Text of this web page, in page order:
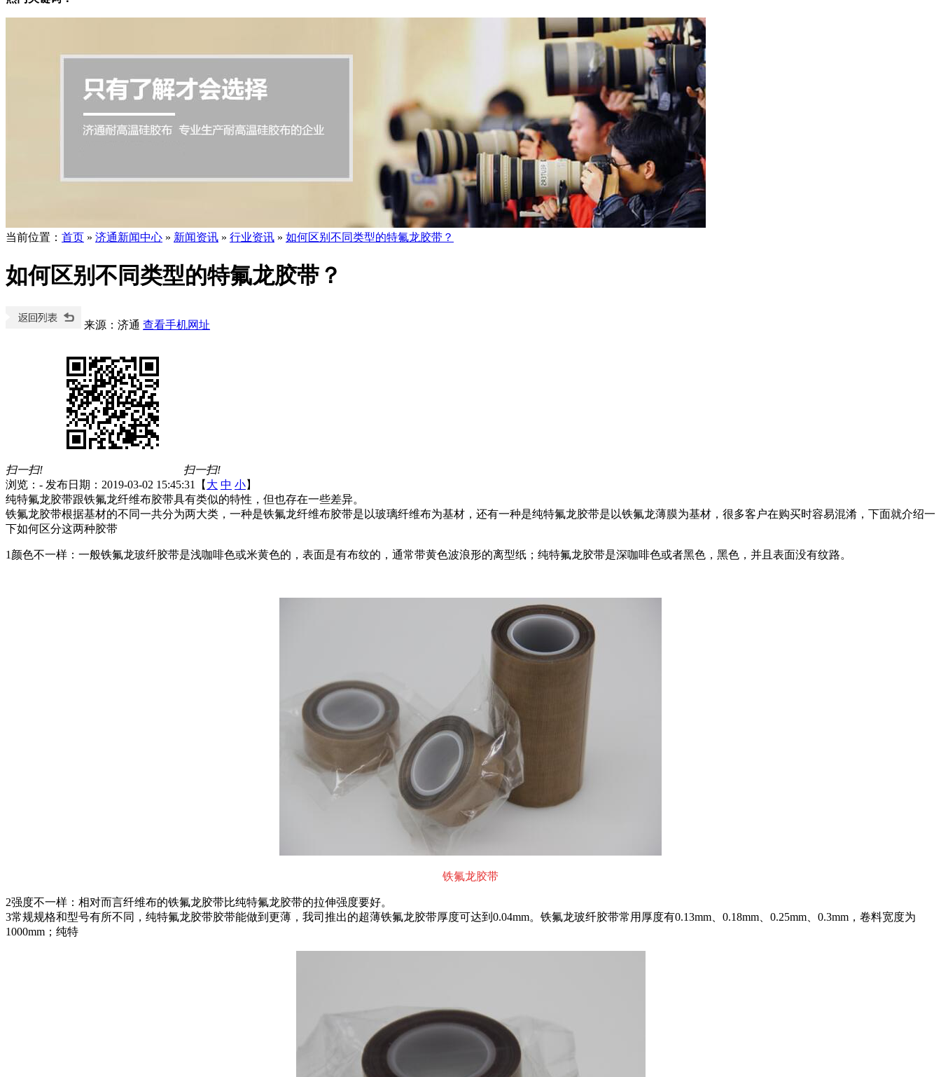
当前位置 ： 首页 » 济通新闻中心 » 新闻资讯 » 行业资讯 » 如何区别不同类型的特氟龙胶带？
如何区别不同类型的特氟龙胶带？
来源：济通 查看手机网址
扫一扫!
扫一扫!
浏览： - 发布日期：2019-03-02 15:45:31【 大 中 小】
纯特氟龙胶带跟铁氟龙纤维布胶带具有类似的特性，但也存在一些差异。
铁氟龙胶带根据基材的不同一共分为两大类，一种是铁氟龙纤维布胶带是以玻璃纤维布为基材，还有一种是纯特氟龙胶带是以铁氟龙薄膜为基材，很多客户在购买时容易混淆，下面就介绍一
下如何区分这两种胶带
1颜色不一样：一般铁氟龙玻纤胶带是浅咖啡色或米黄色的，表面是有布纹的，通常带黄色波浪形的离型纸；纯特氟龙胶带是深咖啡色或者黑色，黑色，并且表面没有纹路。
铁氟龙胶带
2强度不一样：相对而言纤维布的铁氟龙胶带比纯特氟龙胶带的拉伸强度要好。
3常规规格和型号有所不同，纯特氟龙胶带胶带能做到更薄，我司推出的超薄铁氟龙胶带厚度可达到0.04mm。铁氟龙玻纤胶带常用厚度有0.13mm、0.18mm、0.25mm、0.3mm，卷料宽度为
1000mm；纯特